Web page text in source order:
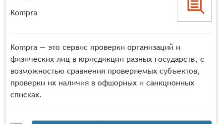
Kompra
Kompra — это сервис проверки организаций и
физических лиц в юрисдикции разных государств, с
возможностью сравнения проверяемых субъектов,
проверки их наличия в офшорных и санкционных
списках.